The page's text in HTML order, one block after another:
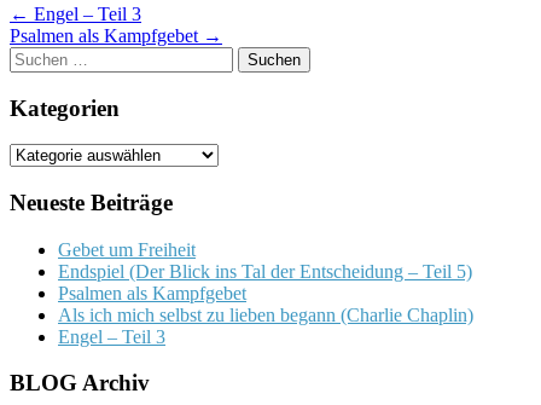
Post
navigation
← Engel – Teil 3
Psalmen als Kampfgebet →
Suchen
nach:
Kategorien
Kategorien
Neueste Beiträge
Gebet um Freiheit
Endspiel (Der Blick ins Tal der Entscheidung – Teil 5)
Psalmen als Kampfgebet
Als ich mich selbst zu lieben begann (Charlie Chaplin)
Engel – Teil 3
BLOG Archiv